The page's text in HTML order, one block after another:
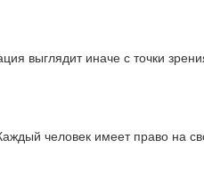
выглядит иначе с точки
человек имеет право на